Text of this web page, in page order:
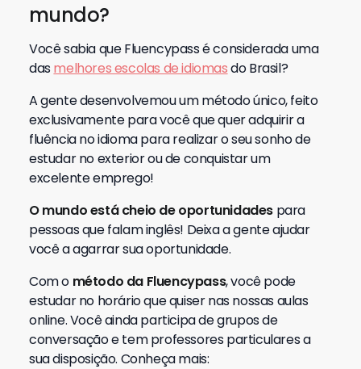
mundo?
Você sabia que Fluencypass é considerada uma
dasmelhores escolas de idiomasdo Brasil?
A gente desenvolvemou um método único, feito
exclusivamente para você que quer adquirir a
fluência no idioma para realizar o seu sonho de
estudar no exterior ou de conquistar um
excelente emprego!
O mundo está cheio de oportunidades para
pessoas que falam inglês! Deixa a gente ajudar
você a agarrar sua oportunidade.
Com o método da Fluencypass, você pode
estudar no horário que quiser nas nossas aulas
online. Você ainda participa de grupos de
conversação e tem professores particulares a
sua disposição. Conheça mais: